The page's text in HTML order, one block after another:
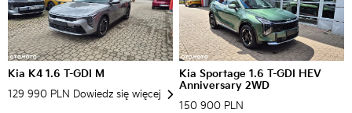
Kia K4 1.6 T-GDI M
129 990 PLN Dowiedz się więcej
Kia Sportage 1.6 T-GDI HEV
Anniversary 2WD
150 900 PLN